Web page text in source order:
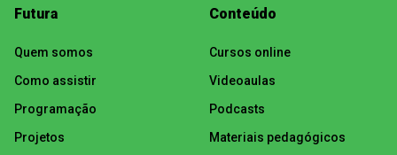
Futura
Quem somos
Como assistir
Programação
Projetos
Conteúdo
Cursos online
Videoaulas
Podcasts
Materiais pedagógicos